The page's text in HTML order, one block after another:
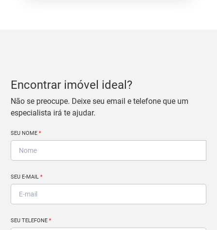
Encontrar imóvel ideal?
Não se preocupe. Deixe seu email e telefone que um
especialista irá te ajudar.
SEU NOME*
SEU E-MAIL*
SEU TELEFONE*